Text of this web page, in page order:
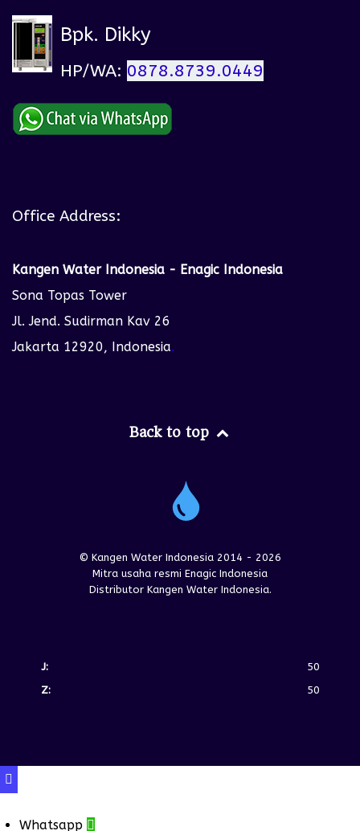
Bpk. Dikky
HP/WA: 0878.8739.0449
Office Address:
Kangen Water Indonesia - Enagic Indonesia
Sona Topas Tower
Jl. Jend. Sudirman Kav 26
Jakarta 12920, Indonesia.
Back to top
© Kangen Water Indonesia 2014 - 2026
Mitra usaha resmi Enagic Indonesia
Distributor Kangen Water Indonesia.
J:
50
Z:
50

Whatsapp 